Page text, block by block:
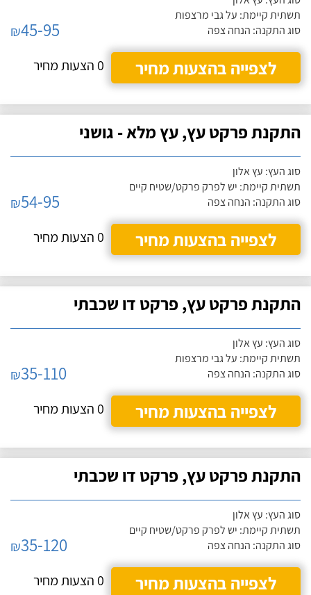
תשתית קיימת: על גבי מרצפות
סוג התקנה: הנחה צפה
₪45-95
לצפייה בהצעות מחיר
0 הצעות מחיר
התקנת פרקט עץ, עץ מלא - גושני
סוג העץ: עץ אלון
תשתית קיימת: יש לפרק פרקט/שטיח קיים
סוג התקנה: הנחה צפה
₪54-95
לצפייה בהצעות מחיר
0 הצעות מחיר
התקנת פרקט עץ, פרקט דו שכבתי
סוג העץ: עץ אלון
תשתית קיימת: על גבי מרצפות
סוג התקנה: הנחה צפה
₪35-110
לצפייה בהצעות מחיר
0 הצעות מחיר
התקנת פרקט עץ, פרקט דו שכבתי
סוג העץ: עץ אלון
תשתית קיימת: יש לפרק פרקט/שטיח קיים
סוג התקנה: הנחה צפה
₪35-120
לצפייה בהצעות מחיר
0 הצעות מחיר